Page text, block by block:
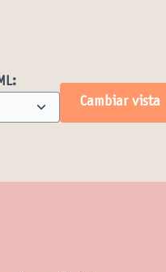
Cambiar vista